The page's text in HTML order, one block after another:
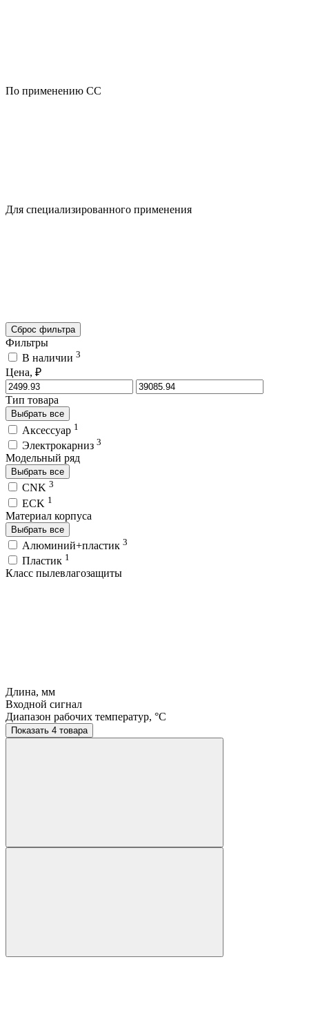
По применению CC
Для специализированного применения
Сброс фильтра
Фильтры
В наличии 3
Цена, ₽
Тип товара
Выбрать все
Аксессуар 1
Электрокарниз 3
Модельный ряд
Выбрать все
CNK 3
ECK 1
Материал корпуса
Выбрать все
Алюминий+пластик 3
Пластик 1
Класс пылевлагозащиты
Длина, мм
Входной сигнал
Диапазон рабочих температур, °C
Показать 4 товара